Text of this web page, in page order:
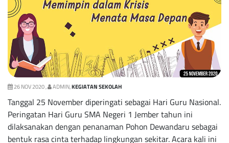
26 NOV 2020 , ADMIN,KEGIATAN SEKOLAH
Tanggal 25 November diperingati sebagai Hari Guru Nasional.
Peringatan Hari Guru SMA Negeri 1 Jember tahun ini
dilaksanakan dengan penanaman Pohon Dewandaru sebagai
bentuk rasa cinta terhadap lingkungan sekitar. Acara kali ini